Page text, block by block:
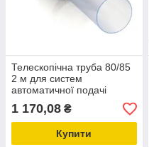
Телескопічна труба 80/85
2 м для систем
автоматичної подачі
свинокомплексів
1 170,08 ₴
Купити